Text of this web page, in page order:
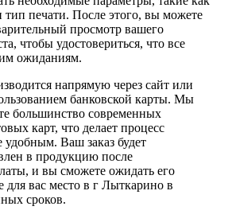
тип печати. После этого, вы можете
просмотр вашего
чтобы удостовериться, что все
ожиданиям.
напрямую через сайт или
банковской карты. Мы
большинство современных
карт, что делает процесс
Ваш заказ будет
в продукцию после
и вы сможете ожидать его
для вас место в г Лыткарино в
сроков.